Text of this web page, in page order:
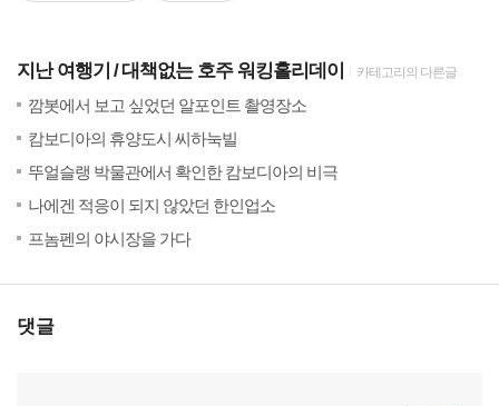
지난 여행기 대책없는 호주 워킹홀리데이 카테고리의 다른글
깜봇에서 보고 싶었던 알포인트 촬영장소
캄보디아의 휴양도시 씨하눅빌
뚜얼슬랭 박물관에서 확인한 캄보디아의 비극
나에겐 적응이 되지 않았던 한인업소
프놈펜의 야시장을 가다
댓글